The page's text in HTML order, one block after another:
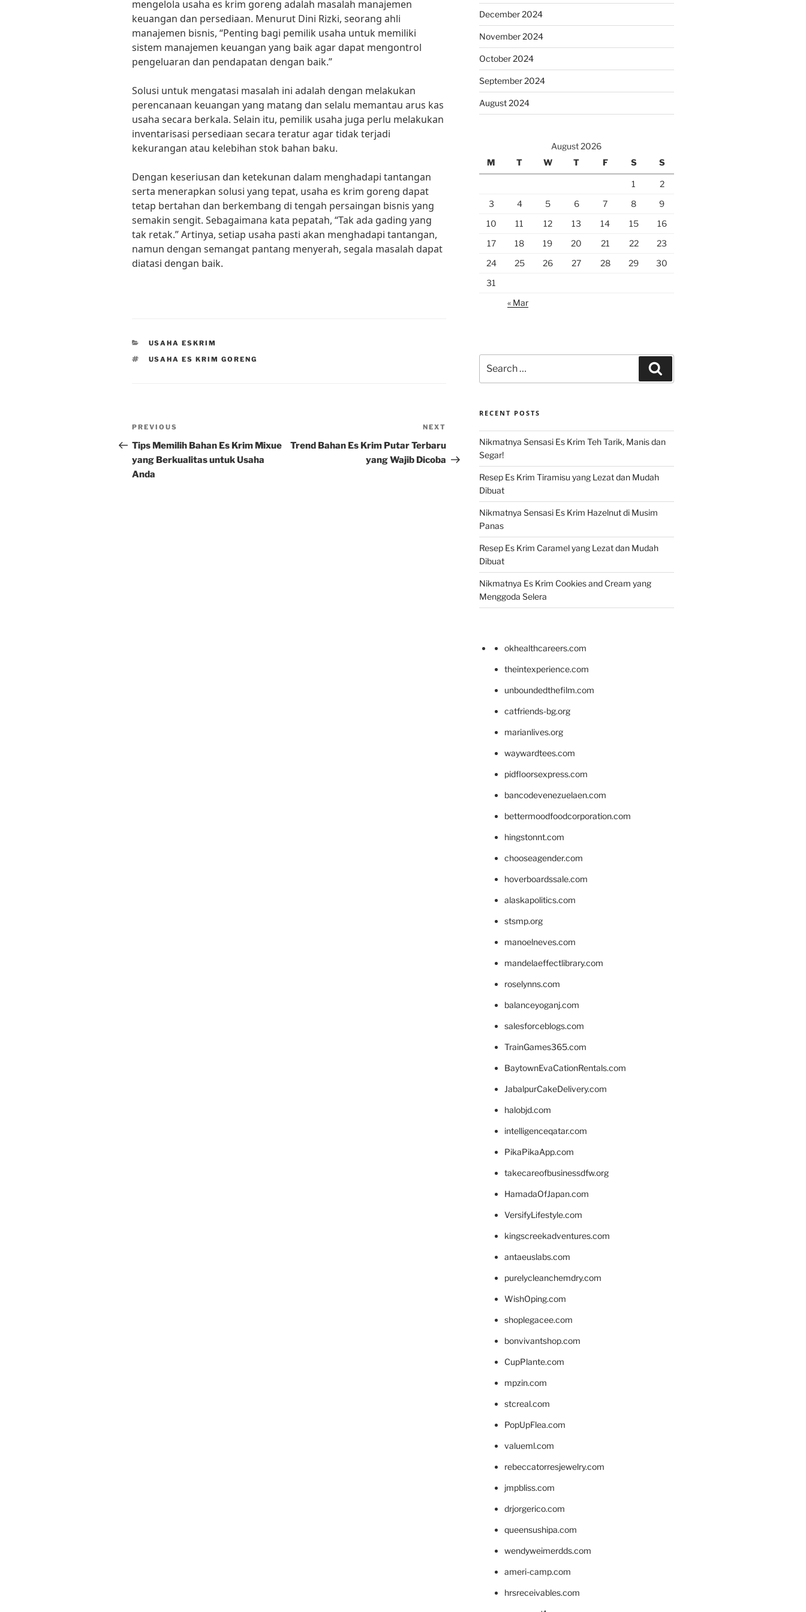
mengelola usaha es krim goreng adalah masalah manajemen
keuangan dan persediaan. Menurut Dini Rizki, seorang ahli
manajemen bisnis, “Penting bagi pemilik usaha untuk memiliki
sistem manajemen keuangan yang baik agar dapat mengontrol
pengeluaran dan pendapatan dengan baik.”
Solusi untuk mengatasi masalah ini adalah dengan melakukan
perencanaan keuangan yang matang dan selalu memantau arus kas
usaha secara berkala. Selain itu, pemilik usaha juga perlu melakukan
inventarisasi persediaan secara teratur agar tidak terjadi
kekurangan atau kelebihan stok bahan baku.
Dengan keseriusan dan ketekunan dalam menghadapi tantangan
serta menerapkan solusi yang tepat, usaha es krim goreng dapat
tetap bertahan dan berkembang di tengah persaingan bisnis yang
semakin sengit. Sebagaimana kata pepatah, “Tak ada gading yang
tak retak.” Artinya, setiap usaha pasti akan menghadapi tantangan,
namun dengan semangat pantang menyerah, segala masalah dapat
diatasi dengan baik.
CATEGORIES
USAHA ESKRIM
TAGS
USAHA ES KRIM GORENG
Post
navigation
Previous
Post
PREVIOUS
Tips Memilih Bahan Es Krim Mixue
yang Berkualitas untuk Usaha
Anda
Post
NEXT
Trend Bahan Es Krim Putar Terbaru
yang Wajib Dicoba
December 2024
November 2024
October 2024
September 2024
August 2024
August 2026
M
T W T F S S
1
2
3
4 5 6 7 8
9
10
11 12 13 14 15
16
17
18 19 20 21 22
23
24
25 26 27 28 29
30
31
« Mar
for:
RECENT POSTS
Nikmatnya Sensasi Es Krim Teh Tarik, Manis dan
Segar!
Resep Es Krim Tiramisu yang Lezat dan Mudah
Dibuat
Nikmatnya Sensasi Es Krim Hazelnut di Musim
Panas
Resep Es Krim Caramel yang Lezat dan Mudah
Dibuat
Nikmatnya Es Krim Cookies and Cream yang
Menggoda Selera
okhealthcareers.com
theintexperience.com
unboundedthefilm.com
catfriends-bg.org
marianlives.org
waywardtees.com
pidfloorsexpress.com
bancodevenezuelaen.com
bettermoodfoodcorporation.com
hingstonnt.com
chooseagender.com
hoverboardssale.com
alaskapolitics.com
stsmp.org
manoelneves.com
mandelaeffectlibrary.com
roselynns.com
balanceyoganj.com
salesforceblogs.com
TrainGames365.com
BaytownEvaCationRentals.com
JabalpurCakeDelivery.com
halobjd.com
intelligenceqatar.com
PikaPikaApp.com
takecareofbusinessdfw.org
HamadaOfJapan.com
VersifyLifestyle.com
kingscreekadventures.com
antaeuslabs.com
purelycleanchemdry.com
WishOping.com
shoplegacee.com
bonvivantshop.com
CupPlante.com
mpzin.com
stcreal.com
PopUpFlea.com
valueml.com
rebeccatorresjewelry.com
jmpbliss.com
drjorgerico.com
queensushipa.com
wendyweimerdds.com
ameri-camp.com
hrsreceivables.com